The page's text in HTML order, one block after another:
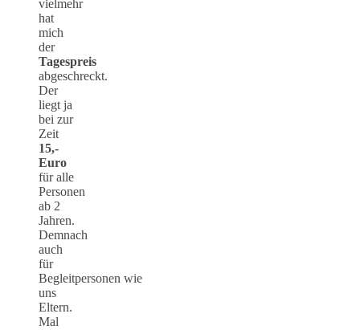
vielmehr
hat
mich
der
Tagespreis
abgeschreckt.
Der
liegt ja
bei zur
Zeit
15,-
Euro
für alle
Personen
ab 2
Jahren.
Demnach
auch
für
Begleitpersonen wie
uns
Eltern.
Mal